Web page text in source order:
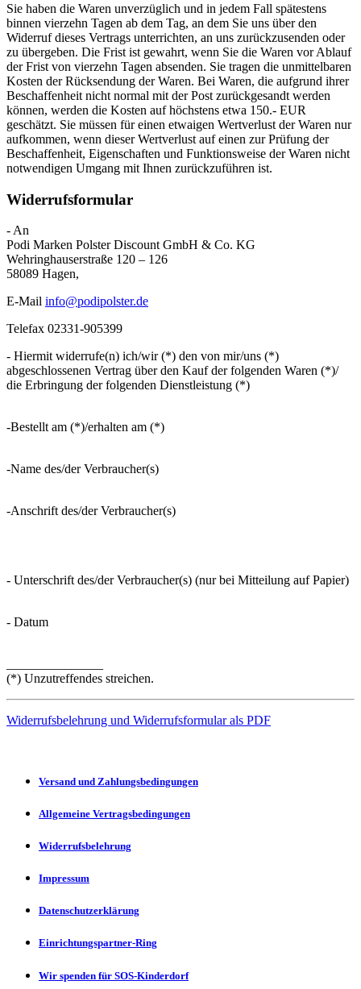
Sie haben die Waren unverzüglich und in jedem Fall spätestens
binnen vierzehn Tagen ab dem Tag, an dem Sie uns über den
Widerruf dieses Vertrags unterrichten, an uns zurückzusenden oder
zu übergeben. Die Frist ist gewahrt, wenn Sie die Waren vor Ablauf
der Frist von vierzehn Tagen absenden. Sie tragen die unmittelbaren
Kosten der Rücksendung der Waren. Bei Waren, die aufgrund ihrer
Beschaffenheit nicht normal mit der Post zurückgesandt werden
können, werden die Kosten auf höchstens etwa 150.- EUR
geschätzt. Sie müssen für einen etwaigen Wertverlust der Waren nur
aufkommen, wenn dieser Wertverlust auf einen zur Prüfung der
Beschaffenheit, Eigenschaften und Funktionsweise der Waren nicht
notwendigen Umgang mit Ihnen zurückzuführen ist.
Widerrufsformular
- An
Podi Marken Polster Discount GmbH & Co. KG
Wehringhauserstraße 120 – 126
58089 Hagen,
E-Mail info@podipolster.de
Telefax 02331-905399
- Hiermit widerrufe(n) ich/wir (*) den von mir/uns (*)
abgeschlossenen Vertrag über den Kauf der folgenden Waren (*)/
die Erbringung der folgenden Dienstleistung (*)
-Bestellt am (*)/erhalten am (*)
-Name des/der Verbraucher(s)
-Anschrift des/der Verbraucher(s)
- Unterschrift des/der Verbraucher(s) (nur bei Mitteilung auf Papier)
- Datum
(*) Unzutreffendes streichen.
Widerrufsbelehrung und Widerrufsformular als PDF
Versand und Zahlungsbedingungen
Allgemeine Vertragsbedingungen
Widerrufsbelehrung
Impressum
Datenschutzerklärung
Einrichtungspartner-Ring
Wir spenden für SOS-Kinderdorf